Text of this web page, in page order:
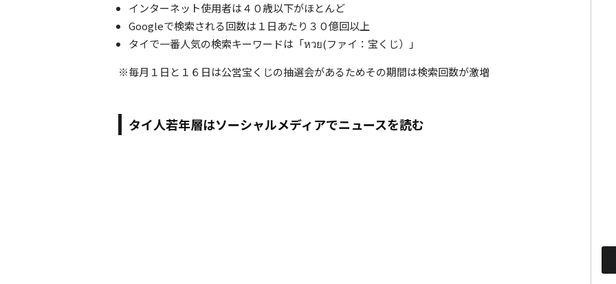
インターネット使用者は４０歳以下がほとんど
Googleで検索される回数は１日あたり３０億回以上
タイで一番人気の検索キーワードは「หวย(ファイ：宝くじ）」
※毎月１日と１６日は公営宝くじの抽選会があるためその期間は検索回数が激増
タイ人若年層はソーシャルメディアでニュースを読む